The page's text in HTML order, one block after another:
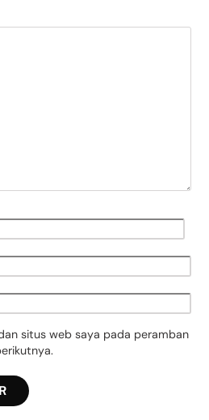
situs web saya pada peramban